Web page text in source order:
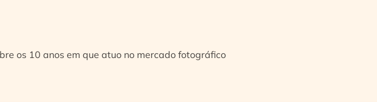
os 10 anos em que atuo no mercado fotográfico